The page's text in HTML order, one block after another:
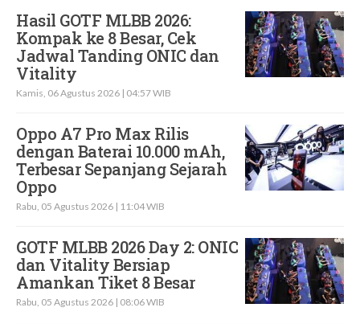
Hasil GOTF MLBB 2026:
Kompak ke 8 Besar, Cek
Jadwal Tanding ONIC dan
Vitality
Kamis, 06 Agustus 2026 | 04:57 WIB
Oppo A7 Pro Max Rilis
dengan Baterai 10.000 mAh,
Terbesar Sepanjang Sejarah
Oppo
Rabu, 05 Agustus 2026 | 11:04 WIB
GOTF MLBB 2026 Day 2: ONIC
dan Vitality Bersiap
Amankan Tiket 8 Besar
Rabu, 05 Agustus 2026 | 08:06 WIB